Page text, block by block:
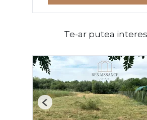
Te-ar putea
Previous